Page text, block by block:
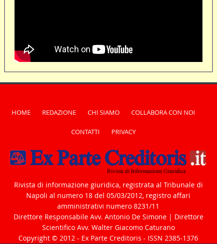
HOME REDAZIONE CHI SIAMO COLLABORA CON NOI
CONTATTI PRIVACY
Rivista di informazione giuridica, registrata al Tribunale di
Napoli al numero 18 del 05/03/2012, registro affari
amministrativi numero 8231/11
Direttore Responsabile Avv. Antonio De Simone | Direttore
Scientifico Avv. Walter Giacomo Caturano
Copyright © 2012 - Ex Parte Creditoris - ISSN 2385-1376